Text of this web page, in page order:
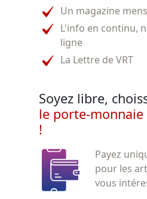
Un magazine
L'info en continu,
ligne
La Lettre de VRT
Soyez libre,
le porte-
!
Payez
pour les
vous